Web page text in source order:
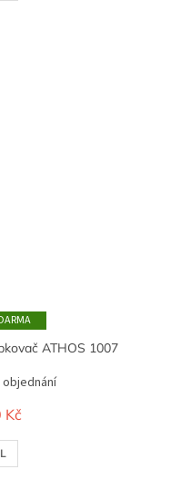
ATHOS 1007
objednání
Kč